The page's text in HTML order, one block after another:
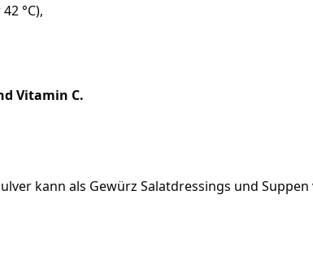
°C),
Vitamin C.
kann als Gewürz Salatdressings und